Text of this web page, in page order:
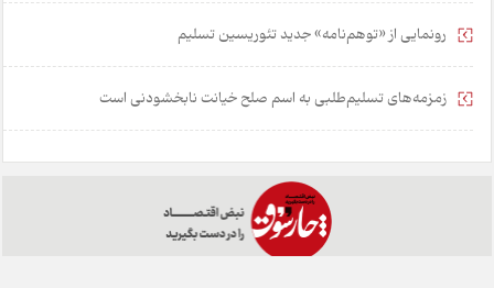
رونمایی از «توهم‌نامه» جدید تئور‌یسین تسلیم
زمزمه‌های تسلیم‌طلبی به اسم صلح خیانت نابخشودنی است